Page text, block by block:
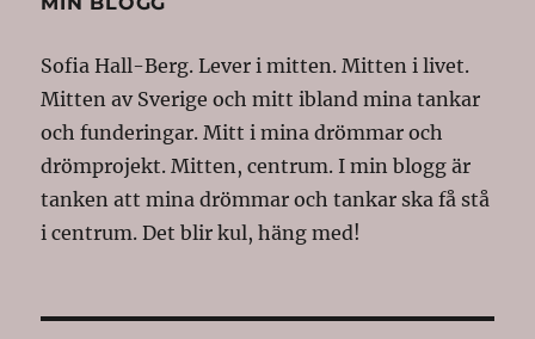
Sofia Hall-Berg. Lever i mitten. Mitten i livet.
Mitten av Sverige och mitt ibland mina tankar
och funderingar. Mitt i mina drömmar och
drömprojekt. Mitten, centrum. I min blogg är
tanken att mina drömmar och tankar ska få stå
i centrum. Det blir kul, häng med!